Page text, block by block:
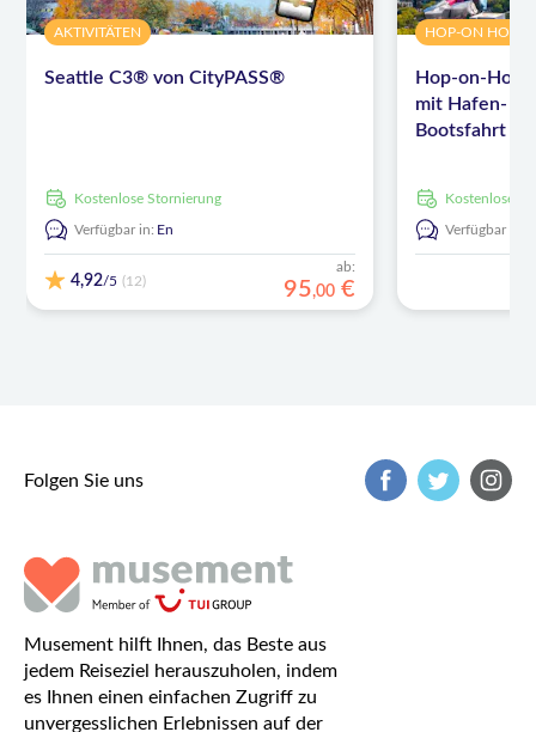
AKTIVITÄTEN
Seattle C3® von CityPASS®
kostenlose Stornierung
Verfügbar in: En
4,92/5 (12)
ab:
95,00 €
HOP-ON HOP-
Hop-on-
mit Hafen-
Bootsfahrt
kostenlose
Verfügbar in:
Folgen Sie uns
Musement hilft Ihnen, das Beste aus
jedem Reiseziel herauszuholen, indem
es Ihnen einen einfachen Zugriff zu
unvergesslichen Erlebnissen auf der